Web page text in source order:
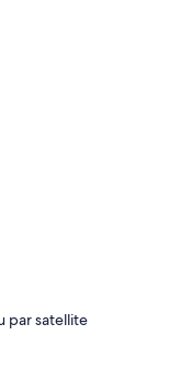
par satellite